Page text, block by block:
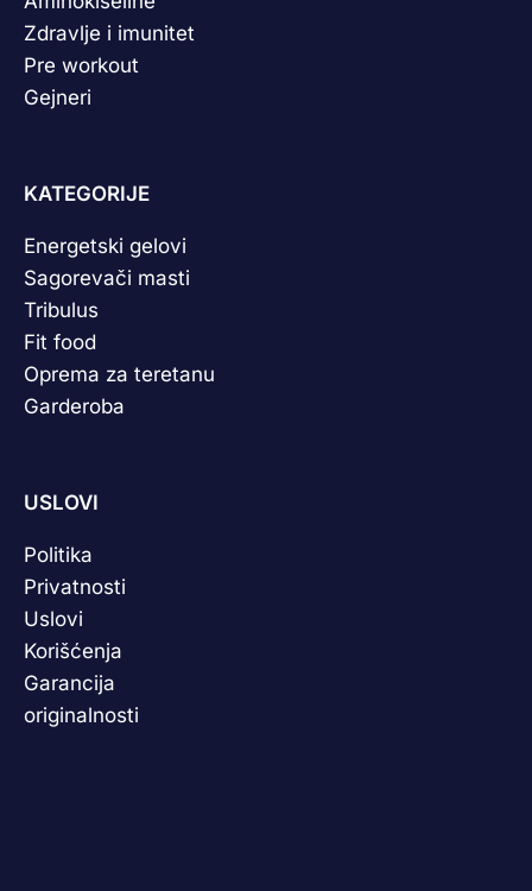
Zdravlje i imunitet
Pre workout
Gejneri
KATEGORIJE
Energetski gelovi
Sagorevači masti
Tribulus
Fit food
Oprema za teretanu
Garderoba
USLOVI
Politika
Privatnosti
Uslovi
Korišćenja
Garancija
originalnosti